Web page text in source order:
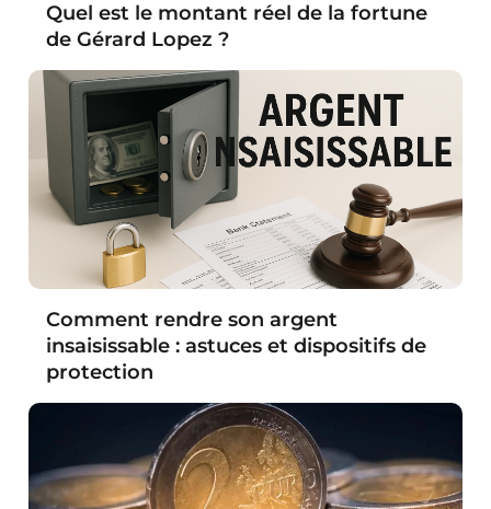
Quel est le montant réel de la fortune
de Gérard Lopez ?
Comment rendre son argent
insaisissable : astuces et dispositifs de
protection